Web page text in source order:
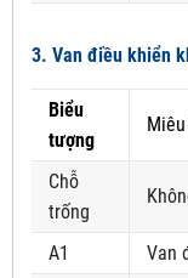
3. Van điều khiển
Biểu
tượng
Chỗ
trống
A1
Van